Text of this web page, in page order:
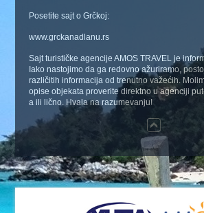
Posetite sajt o Grčkoj:
www.grckanadlanu.rs
Sajt turističke agencije AMOS TRAVEL je
Iako nastojimo da ga redovno ažuriramo,
različitih informacija od trenutno važećih.
opise objekata proverite direktno u agenciji
a ili lično. Hvala na razumevanju!